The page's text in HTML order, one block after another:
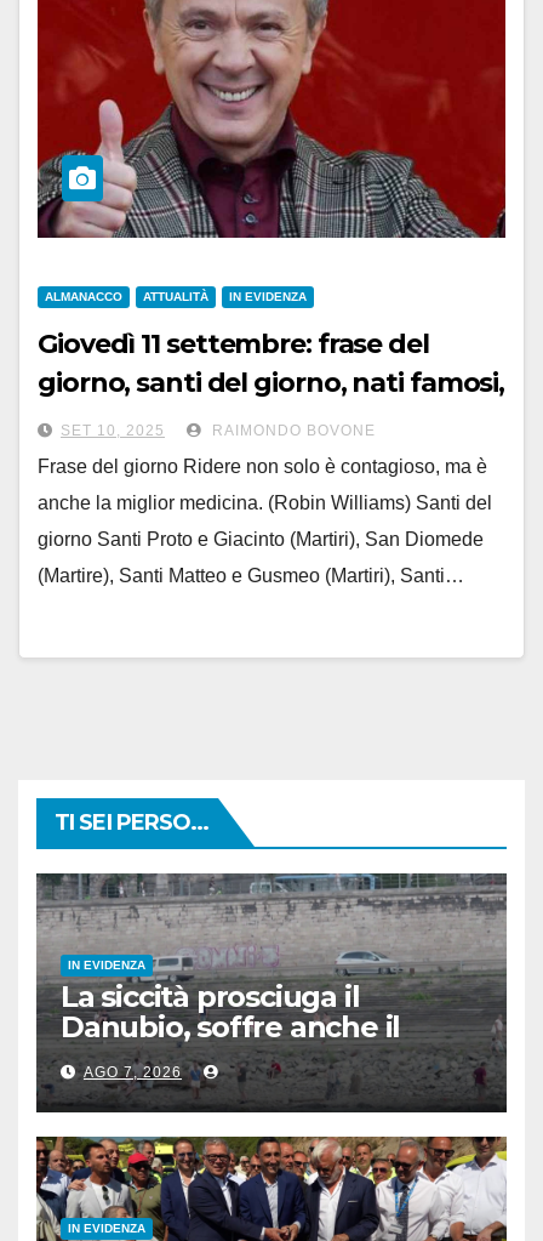
ALMANACCO ATTUALITÀ IN EVIDENZA
Giovedì 11 settembre: frase del
giorno, santi del giorno, nati famosi,
accadde oggi
SET 10, 2025 RAIMONDO BOVONE
Frase del giorno Ridere non solo è contagioso, ma è
anche la miglior medicina. (Robin Williams) Santi del
giorno Santi Proto e Giacinto (Martiri), San Diomede
(Martire), Santi Matteo e Gusmeo (Martiri), Santi…
TI SEI PERSO...
IN EVIDENZA
La siccità prosciuga il
Danubio, soffre anche il
turismo
AGO 7, 2026
IN EVIDENZA